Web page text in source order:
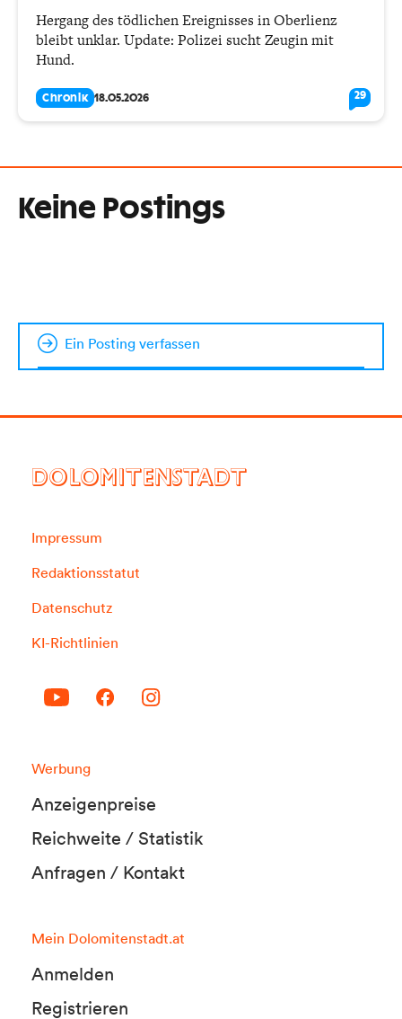
Hergang des tödlichen Ereignisses in Oberlienz
bleibt unklar. Update: Polizei sucht Zeugin mit
Hund.
Chronik 18.05.2026 29
Keine Postings
Ein Posting verfassen
DOLOMITENSTADT
Impressum
Redaktionsstatut
Datenschutz
KI-Richtlinien
Werbung
Anzeigenpreise
Reichweite / Statistik
Anfragen / Kontakt
Mein Dolomitenstadt.at
Anmelden
Registrieren